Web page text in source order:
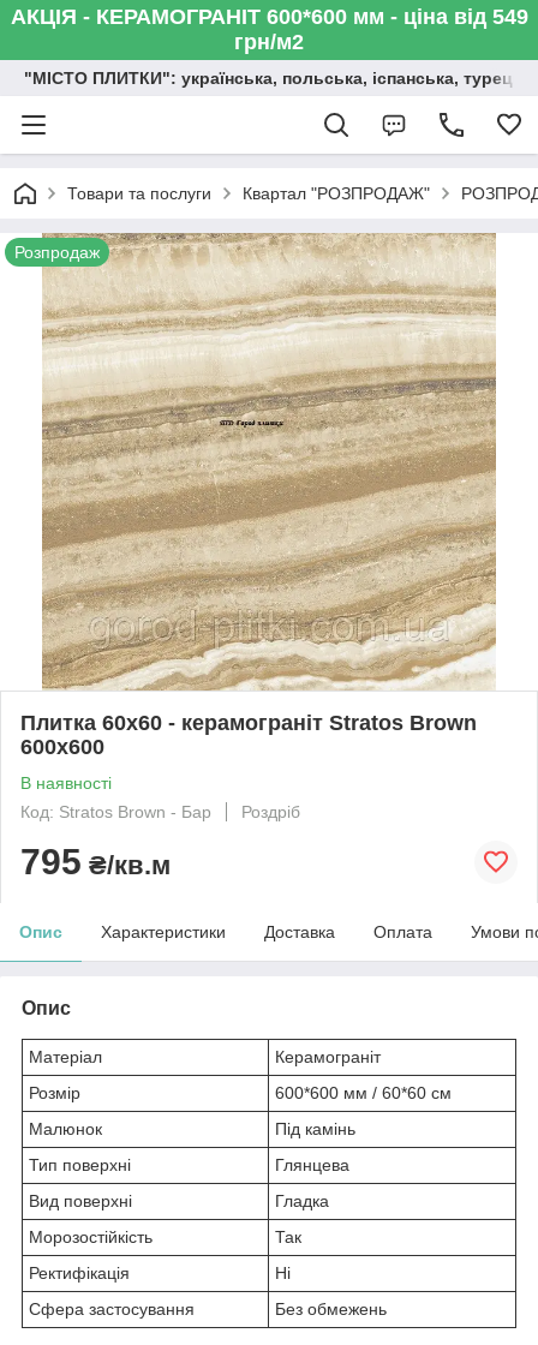
АКЦІЯ - КЕРАМОГРАНІТ 600*600 мм - ціна від 549
грн/м2
"МІСТО ПЛИТКИ": українська, польська, іспанська,
Товари та послуги Квартал "РОЗПРОДАЖ"
Розпродаж
Плитка 60х60 - керамограніт Stratos Brown
600x600
В наявності
Код: Stratos Brown - Бар
Роздріб
795 ₴/кв.м
Опис Характеристики Доставка Оплата Умови
Опис
Матеріал
Керамограніт
Розмір
600*600 мм / 60*60 см
Малюнок
Під камінь
Тип поверхні
Глянцева
Вид поверхні
Гладка
Морозостійкість
Так
Ректифікація
Ні
Сфера застосування
Без обмежень